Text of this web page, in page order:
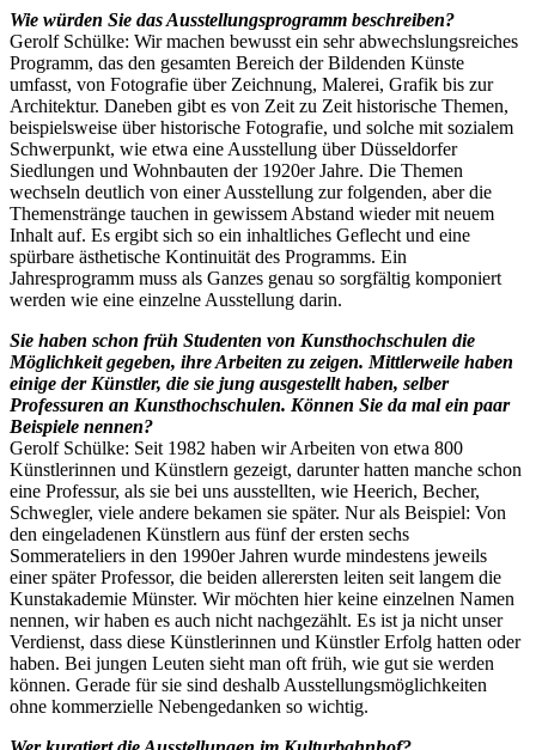
Wie würden Sie das Ausstellungsprogramm beschreiben?
Gerolf Schülke: Wir machen bewusst ein sehr abwechslungsreiches
Programm, das den gesamten Bereich der Bildenden Künste
umfasst, von Fotografie über Zeichnung, Malerei, Grafik bis zur
Architektur. Daneben gibt es von Zeit zu Zeit historische Themen,
beispielsweise über historische Fotografie, und solche mit sozialem
Schwerpunkt, wie etwa eine Ausstellung über Düsseldorfer
Siedlungen und Wohnbauten der 1920er Jahre. Die Themen
wechseln deutlich von einer Ausstellung zur folgenden, aber die
Themenstränge tauchen in gewissem Abstand wieder mit neuem
Inhalt auf. Es ergibt sich so ein inhaltliches Geflecht und eine
spürbare ästhetische Kontinuität des Programms. Ein
Jahresprogramm muss als Ganzes genau so sorgfältig komponiert
werden wie eine einzelne Ausstellung darin.
Sie haben schon früh Studenten von Kunsthochschulen die
Möglichkeit gegeben, ihre Arbeiten zu zeigen. Mittlerweile haben
einige der Künstler, die sie jung ausgestellt haben, selber
Professuren an Kunsthochschulen. Können Sie da mal ein paar
Beispiele nennen?
Gerolf Schülke: Seit 1982 haben wir Arbeiten von etwa 800
Künstlerinnen und Künstlern gezeigt, darunter hatten manche schon
eine Professur, als sie bei uns ausstellten, wie Heerich, Becher,
Schwegler, viele andere bekamen sie später. Nur als Beispiel: Von
den eingeladenen Künstlern aus fünf der ersten sechs
Sommerateliers in den 1990er Jahren wurde mindestens jeweils
einer später Professor, die beiden allerersten leiten seit langem die
Kunstakademie Münster. Wir möchten hier keine einzelnen Namen
nennen, wir haben es auch nicht nachgezählt. Es ist ja nicht unser
Verdienst, dass diese Künstlerinnen und Künstler Erfolg hatten oder
haben. Bei jungen Leuten sieht man oft früh, wie gut sie werden
können. Gerade für sie sind deshalb Ausstellungsmöglichkeiten
ohne kommerzielle Nebengedanken so wichtig.